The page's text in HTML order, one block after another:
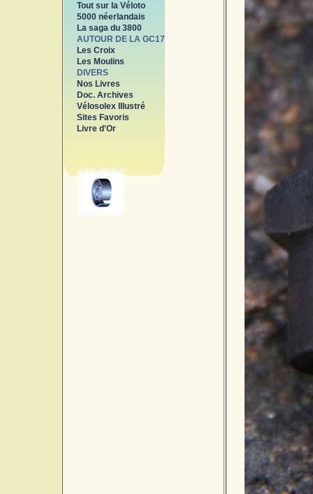
Tout sur la Véloto
5000 néerlandais
La saga du 3800
AUTOUR DE LA GC17
Les Croix
Les Moulins
DIVERS
Nos Livres
Doc. Archives
Vélosolex Illustré
Sites Favoris
Livre d'Or